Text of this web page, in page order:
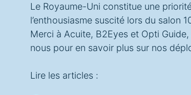
Le Royaume-Uni constitue une
l’enthousiasme suscité lors du salon
Merci à Acuite, B2Eyes et Opti
nous pour en savoir plus sur nos
Lire les articles :